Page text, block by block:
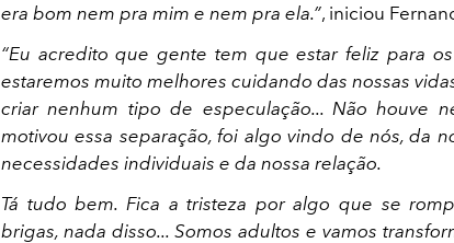
era bom nem pra mim e nem pra ela.”, iniciou
“Eu acredito que gente tem que estar feliz para
estaremos muito melhores cuidando das nossas
criar nenhum tipo de especulação... Não houve
motivou essa separação, foi algo vindo de nós, da
necessidades individuais e da nossa relação.
Tá tudo bem. Fica a tristeza por algo que se
brigas, nada disso... Somos adultos e vamos